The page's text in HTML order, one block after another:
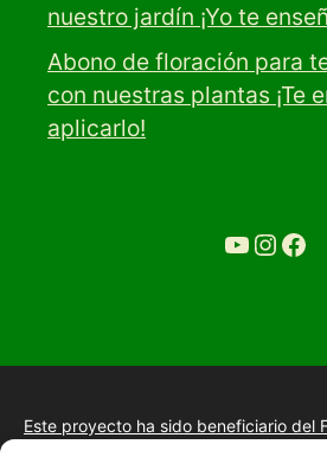
nuestro jardín ¡Yo te
Abono de floración para
con nuestras plantas ¡Te
aplicarlo!
YouTube
Ir a la cuenta de Instagram de
Ir a la cuenta de
Este proyecto ha sido beneficiario del